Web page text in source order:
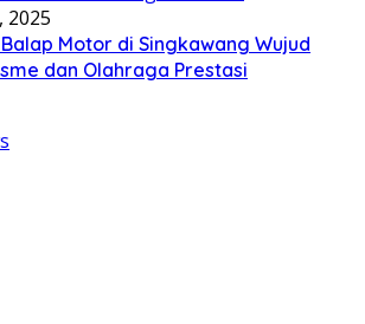
2025
Motor di Singkawang Wujud
dan Olahraga Prestasi